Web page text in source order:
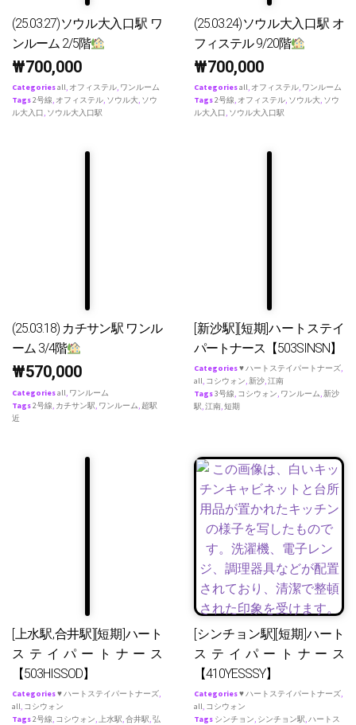
(25.03.27)ソウル大入口駅 ワ
ンルーム 2/5階
₩700,000
Categoriesall, オフィステル, ワンルーム
Tags2号線, オフィステル, ソウル大, ソウ
ル大入口, ソウル大入口駅
(25.03.24)ソウル大入口駅 オ
フィステル 9/20階
₩700,000
Categoriesall, オフィステル, ワンルーム
Tags2号線, オフィステル, ソウル大, ソウ
ル大入口, ソウル大入口駅
(25.03.18) カチサン駅 ワンル
ーム 3/4階
₩570,000
Categoriesall, ワンルーム
Tags2号線, カチサン駅, ワンルーム, 超駅
近
[新沙駅][短期]ハートステイ
パートナース【503SINSN】
Categories♥ ハートステイパートナーズ,
all, コシウォン,新沙,江南
Tags3号線, コシウォン, ワンルーム,新沙
駅,江南,短期
[上水駅,合井駅][短期]ハート
ステイパートナース
【503HISSOD】
Categories♥ ハートステイパートナーズ,
all, コシウォン
Tags2号線, コシウォン, 上水駅,合井駅,弘
[シンチョン駅][短期]ハート
ステイパートナース
【410YESSSY】
Categories♥ ハートステイパートナーズ,
all, コシウォン
Tags シンチョン, シンチョン駅,ハートス